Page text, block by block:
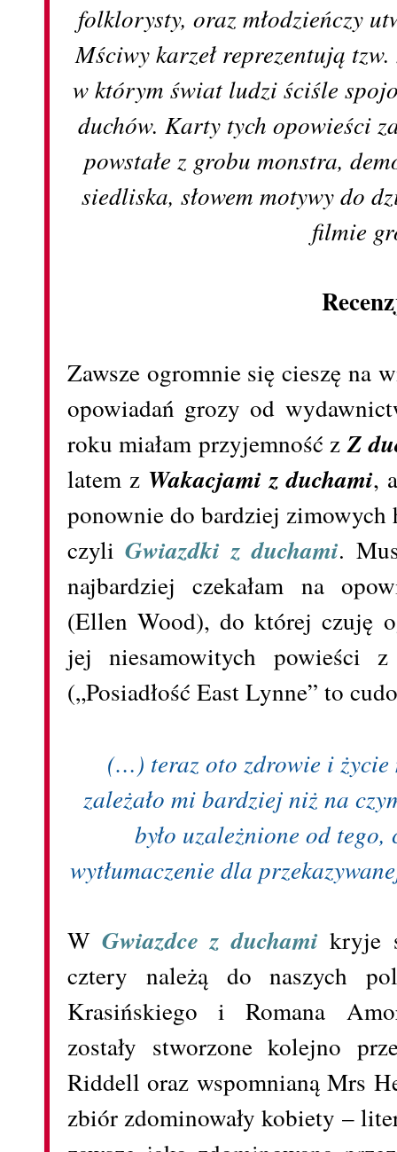
folklorysty, oraz młodzieńczy
Mściwy karzeł reprezentują
w którym świat ludzi ściśle
duchów. Karty tych opowieści
powstałe z grobu monstra,
siedliska, słowem motywy do
filmie
Zawsze ogromnie się cieszę na
opowiadań grozy od
roku miałam przyjemność zZ
latem z Wakacjami z duchami,
ponownie do bardziej
czyliGwiazdki z duchami.
najbardziej czekałam na
(Ellen Wood), do której czuję
jej niesamowitych powieści
(„Posiadłość East Lynne” to
(…) teraz oto zdrowie i życie
zależało mi bardziej niż na
było uzależnione od
wytłumaczenie dla
WGwiazdce z duchami kryje
cztery należą do naszych
Krasińskiego i Romana
zostały stworzone kolejno
Riddell oraz wspomnianą Mrs
zbiór zdominowały kobiety –